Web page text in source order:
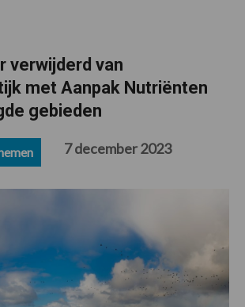
verwijderd van
met Aanpak Nutriënten
gebieden
7 december 2023